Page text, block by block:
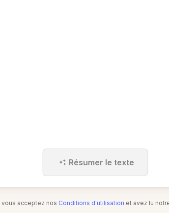
Résumer le texte
vous acceptez nos Conditions d'utilisation et avez lu